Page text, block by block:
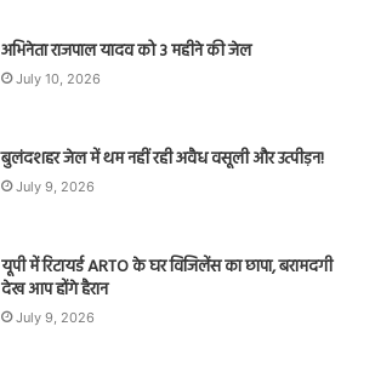
अभिनेता राजपाल यादव को 3 महीने की जेल
July 10, 2026
बुलंदशहर जेल में थम नहीं रही अवैध वसूली और उत्पीड़न!
July 9, 2026
यूपी में रिटायर्ड ARTO के घर विजिलेंस का छापा, बरामदगी
देख आप होंगे हैरान
July 9, 2026